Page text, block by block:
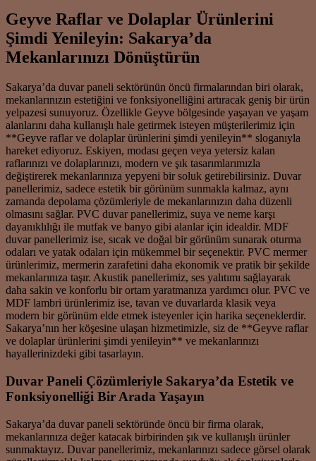
Geyve Raflar ve Dolaplar Ürünlerini
Şimdi Yenileyin: Sakarya’da
Mekanlarınızı Dönüştürün
Sakarya’da duvar paneli sektörünün öncü firmalarından biri olarak,
mekanlarınızın estetiğini ve fonksiyonelliğini artıracak geniş bir ürün
yelpazesi sunuyoruz. Özellikle Geyve bölgesinde yaşayan ve yaşam
alanlarını daha kullanışlı hale getirmek isteyen müşterilerimiz için
**Geyve raflar ve dolaplar ürünlerini şimdi yenileyin** sloganıyla
hareket ediyoruz. Eskiyen, modası geçen veya yetersiz kalan
raflarınızı ve dolaplarınızı, modern ve şık tasarımlarımızla
değiştirerek mekanlarınıza yepyeni bir soluk getirebilirsiniz. Duvar
panellerimiz, sadece estetik bir görünüm sunmakla kalmaz, aynı
zamanda depolama çözümleriyle de mekanlarınızın daha düzenli
olmasını sağlar. PVC duvar panellerimiz, suya ve neme karşı
dayanıklılığı ile mutfak ve banyo gibi alanlar için idealdir. MDF
duvar panellerimiz ise, sıcak ve doğal bir görünüm sunarak oturma
odaları ve yatak odaları için mükemmel bir seçenektir. PVC mermer
ürünlerimiz, mermerin zarafetini daha ekonomik ve pratik bir şekilde
mekanlarınıza taşır. Akustik panellerimiz, ses yalıtımı sağlayarak
daha sakin ve konforlu bir ortam yaratmanıza yardımcı olur. PVC ve
MDF lambri ürünlerimiz ise, tavan ve duvarlarda klasik veya
modern bir görünüm elde etmek isteyenler için harika seçeneklerdir.
Sakarya’nın her köşesine ulaşan hizmetimizle, siz de **Geyve raflar
ve dolaplar ürünlerini şimdi yenileyin** ve mekanlarınızı
hayallerinizdeki gibi tasarlayın.
Duvar Paneli Çözümleriyle Sakarya’da Estetik ve
Fonksiyonelliği Bir Arada Yaşayın
Sakarya’da duvar paneli sektöründe öncü bir firma olarak,
mekanlarınıza değer katacak birbirinden şık ve kullanışlı ürünler
sunmaktayız. Duvar panellerimiz, mekanlarınızı sadece görsel olarak